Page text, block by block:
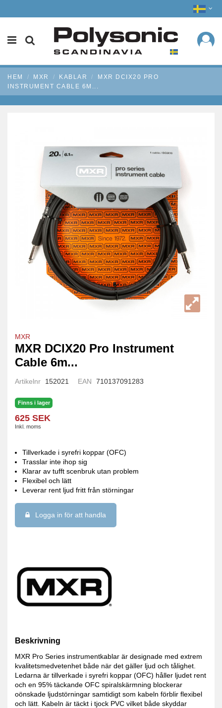
HEM MXR KABLAR
MXR DCIX20 PRO
INSTRUMENT CABLE 6M...
MXR
MXR DCIX20 Pro Instrument
Cable 6m...
Artikelnr 152021 EAN 710137091283
Finns i lager
625 SEK
Inkl. moms
Tillverkade i syrefri koppar (OFC)
Trasslar inte ihop sig
Klarar av tufft scenbruk utan problem
Flexibel och lätt
Leverar rent ljud fritt från störningar
Logga in för att handla
Beskrivning
MXR Pro Series instrumentkablar är designade med extrem
kvalitetsmedvetenhet både när det gäller ljud och tålighet.
Ledarna är tillverkade i syrefri koppar (OFC) håller ljudet rent
och en 95% täckande OFC spiralskärmning blockerar
oönskade ljudstörningar samtidigt som kabeln förblir flexibel
och lätt. Kabeln är täckt i tjock PVC vilket både skyddar